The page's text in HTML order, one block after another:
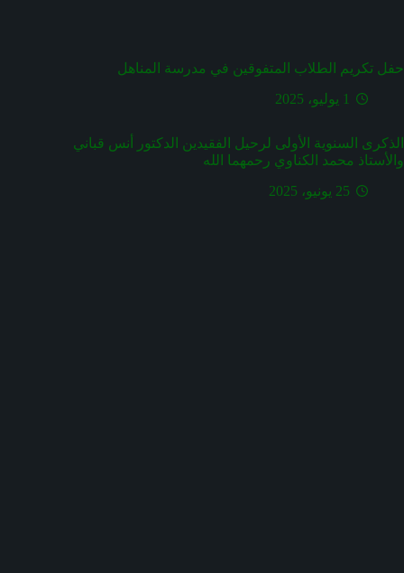
حفل تكريم الطلاب المتفوقين في مدرسة المناهل
1 يوليو، 2025
الذكرى السنوية الأولى لرحيل الفقيدين الدكتور أنس قباني
والأستاذ محمد الكناوي رحمهما الله
25 يونيو، 2025